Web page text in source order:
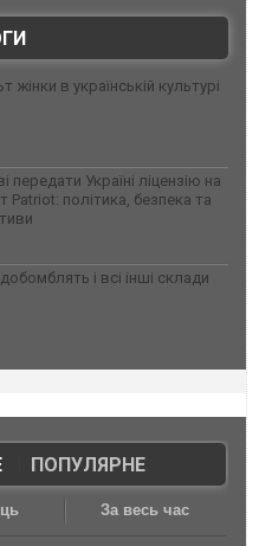
жінки в українській культурі
Україні ліцензію на
Patriot: політика, безпека та
і всі інші склади
| ПОПУЛЯРНЕ
За весь час